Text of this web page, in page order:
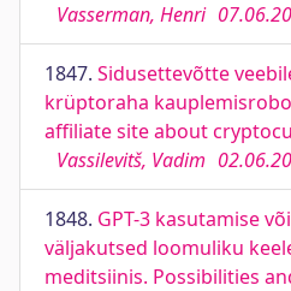
Vasserman, Henri
1847. Sidusettevõtte
krüptoraha
affiliate site about
Vassilevitš, Vadim
1848. GPT-3 kasutamise
väljakutsed loomuliku
meditsiinis. Possibilities